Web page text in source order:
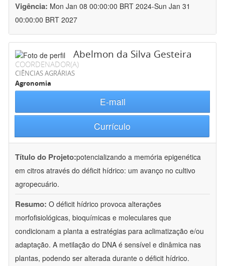
Vigência: Mon Jan 08 00:00:00 BRT 2024-Sun Jan 31
00:00:00 BRT 2027
Abelmon da Silva Gesteira
COORDENADOR(A)
CIÊNCIAS AGRÁRIAS
Agronomia
E-mail
Currículo
Título do Projeto:potencializando a memória epigenética
em citros através do déficit hídrico: um avanço no cultivo
agropecuário.
Resumo: O déficit hídrico provoca alterações
morfofisiológicas, bioquímicas e moleculares que
condicionam a planta a estratégias para aclimatização e/ou
adaptação. A metilação do DNA é sensível e dinâmica nas
plantas, podendo ser alterada durante o déficit hídrico.